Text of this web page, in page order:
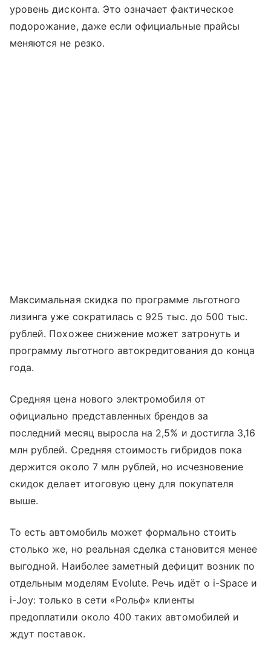
уровень дисконта. Это означает фактическое
подорожание, даже если официальные прайсы
меняются не резко.
Максимальная скидка по программе льготного
лизинга уже сократилась с 925 тыс. до 500 тыс.
рублей. Похожее снижение может затронуть и
программу льготного автокредитования до конца
года.
Средняя цена нового электромобиля от
официально представленных брендов за
последний месяц выросла на 2,5% и достигла 3,16
млн рублей. Средняя стоимость гибридов пока
держится около 7 млн рублей, но исчезновение
скидок делает итоговую цену для покупателя
выше.
То есть автомобиль может формально стоить
столько же, но реальная сделка становится менее
выгодной. Наиболее заметный дефицит возник по
отдельным моделям Evolute. Речь идёт о i-Space и
i-Joy: только в сети «Рольф» клиенты
предоплатили около 400 таких автомобилей и
ждут поставок.